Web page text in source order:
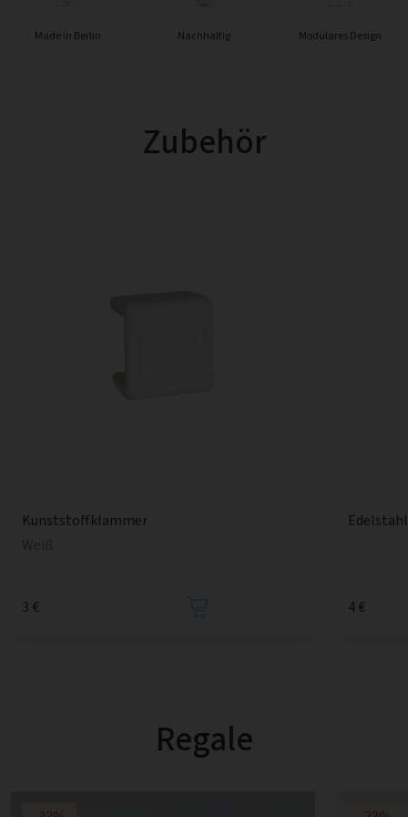
Made in Berlin Nachhaltig Modulares Design
Zubehör
Kunststoffklammer
3 € 4 €
Regale